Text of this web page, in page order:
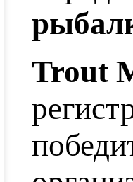
Trout